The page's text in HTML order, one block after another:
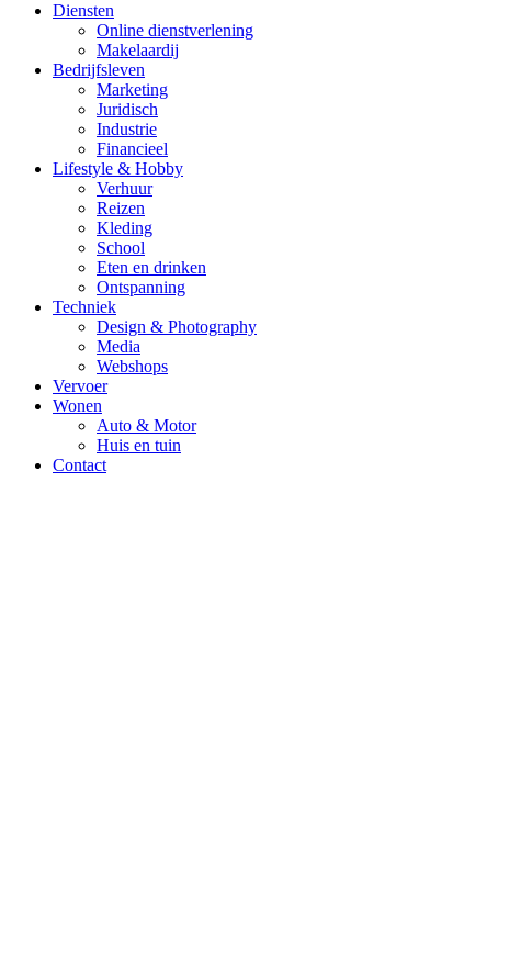
Diensten
Online dienstverlening
Makelaardij
Bedrijfsleven
Marketing
Juridisch
Industrie
Financieel
Lifestyle & Hobby
Verhuur
Reizen
Kleding
School
Eten en drinken
Ontspanning
Techniek
Design & Photography
Media
Webshops
Vervoer
Wonen
Auto & Motor
Huis en tuin
Contact